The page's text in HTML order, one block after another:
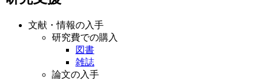
文献・情報の入手
研究費での購入
図書
雑誌
論文の入手